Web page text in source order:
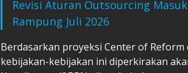
Revisi Aturan Outsourcing
Rampung Juli 2026
Berdasarkan proyeksi Center of Reform
kebijakan-kebijakan ini diperkirakan